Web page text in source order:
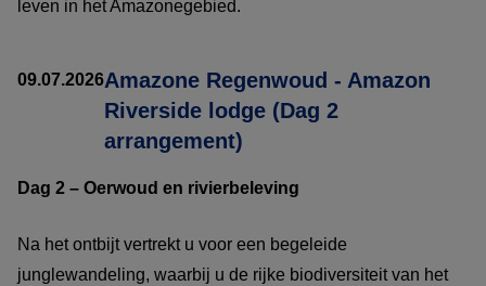
leven in het Amazonegebied.
09.07.2026Amazone Regenwoud - Amazon
Riverside lodge (Dag 2
arrangement)
Dag 2 – Oerwoud en rivierbeleving
Na het ontbijt vertrekt u voor een begeleide
junglewandeling, waarbij u de rijke biodiversiteit van het